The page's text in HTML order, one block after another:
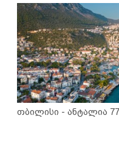
თბილისი - ანტალია